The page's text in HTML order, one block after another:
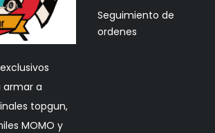
armar a
topgun,
MOMO y
Seguimiento de
ordenes